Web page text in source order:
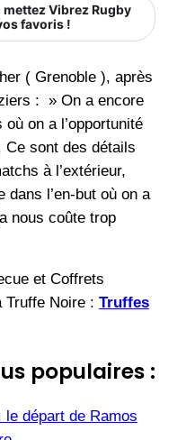
Vibrez Rugby
favoris !
( Grenoble ), après
: » On a encore
on a l’opportunité
Ce sont des détails
à l’extérieur,
dans l’en-but où on a
nous coûte trop
et Coffrets
Truffe Noire : Truffes
populaires :
le départ de Ramos